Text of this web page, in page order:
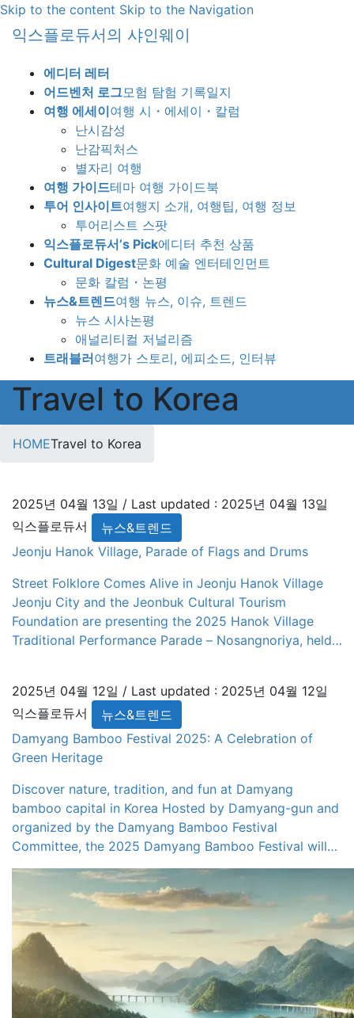
Skip to the content Skip to the Navigation
익스플로듀서의 샤인웨이
에디터 레터
어드벤처 로그모험 탐험 기록일지
여행 에세이여행 시・에세이・칼럼
난시감성
난감픽처스
별자리 여행
여행 가이드테마 여행 가이드북
투어 인사이트여행지 소개, 여행팁, 여행 정보
투어리스트 스팟
익스플로듀서’s Pick에디터 추천 상품
Cultural Digest문화 예술 엔터테인먼트
문화 칼럼・논평
뉴스&트렌드여행 뉴스, 이슈, 트렌드
뉴스 시사논평
애널리티컬 저널리즘
트래블러여행가 스토리, 에피소드, 인터뷰
Travel to Korea
HOMETravel to Korea
2025년 04월 13일 / Last updated : 2025년 04월 13일
익스플로듀서
뉴스&트렌드
Jeonju Hanok Village, Parade of Flags and Drums
Street Folklore Comes Alive in Jeonju Hanok Village
Jeonju City and the Jeonbuk Cultural Tourism
Foundation are presenting the 2025 Hanok Village
Traditional Performance Parade – Nosangnoriya, held
Hapgood Village Cultural Producers’ Cooperative, this
traditional street parade […]
2025년 04월 12일 / Last updated : 2025년 04월 12일
익스플로듀서
뉴스&트렌드
Damyang Bamboo Festival 2025: A Celebration of
Green Heritage
Discover nature, tradition, and fun at Damyang
bamboo capital in Korea Hosted by Damyang-gun and
organized by the Damyang Bamboo Festival
Committee, the 2025 Damyang Bamboo Festival will
take place from May 2 to May 6 across the Damyang-
eup area, including the famous Juknokwon Bamboo
Garden and the nationally designated natural
monument Gwanbangjerim Forest. The […]